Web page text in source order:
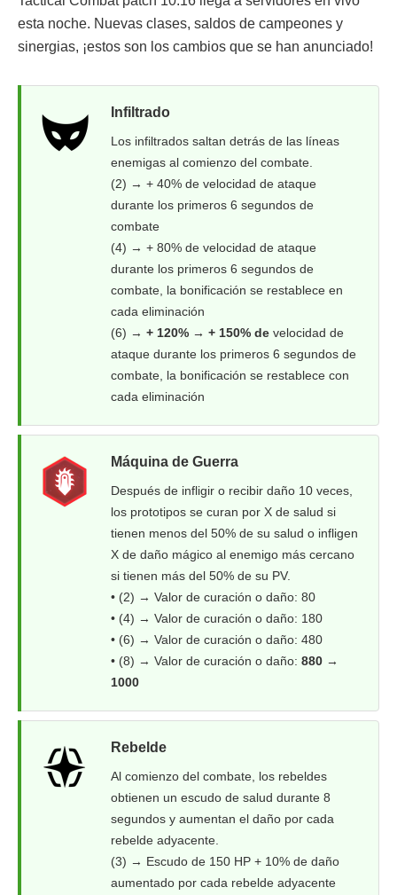
esta noche. Nuevas clases, saldos de campeones y
sinergias, ¡estos son los cambios que se han anunciado!
Infiltrado
Los infiltrados saltan detrás de las líneas
enemigas al comienzo del combate.
(2) → + 40% de velocidad de ataque
durante los primeros 6 segundos de
combate
(4) → + 80% de velocidad de ataque
durante los primeros 6 segundos de
combate, la bonificación se restablece en
cada eliminación
(6) → + 120% → + 150% de velocidad de
ataque durante los primeros 6 segundos de
combate, la bonificación se restablece con
cada eliminación
Máquina de Guerra
Después de infligir o recibir daño 10 veces,
los prototipos se curan por X de salud si
tienen menos del 50% de su salud o infligen
X de daño mágico al enemigo más cercano
si tienen más del 50% de su PV.
• (2) → Valor de curación o daño: 80
• (4) → Valor de curación o daño: 180
• (6) → Valor de curación o daño: 480
• (8) → Valor de curación o daño: 880 →
1000
Rebelde
Al comienzo del combate, los rebeldes
obtienen un escudo de salud durante 8
segundos y aumentan el daño por cada
rebelde adyacente.
(3) → Escudo de 150 HP + 10% de daño
aumentado por cada rebelde adyacente